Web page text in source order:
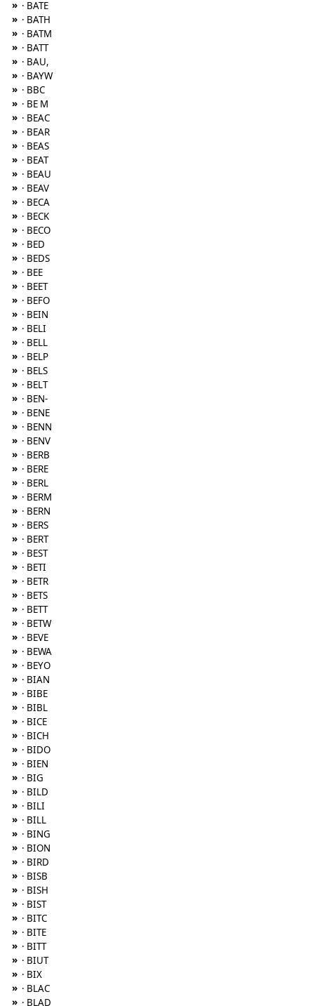
» · BATE
» · BATH
» · BATM
» · BATT
» · BAU,
» · BAYW
» · BBC
» · BE M
» · BEAC
» · BEAR
» · BEAS
» · BEAT
» · BEAU
» · BEAV
» · BECA
» · BECK
» · BECO
» · BED
» · BEDS
» · BEE
» · BEET
» · BEFO
» · BEIN
» · BELI
» · BELL
» · BELP
» · BELS
» · BELT
» · BEN-
» · BENE
» · BENN
» · BENV
» · BERB
» · BERE
» · BERL
» · BERM
» · BERN
» · BERS
» · BERT
» · BEST
» · BETI
» · BETR
» · BETS
» · BETT
» · BETW
» · BEVE
» · BEWA
» · BEYO
» · BIAN
» · BIBE
» · BIBL
» · BICE
» · BICH
» · BIDO
» · BIEN
» · BIG
» · BILD
» · BILI
» · BILL
» · BING
» · BION
» · BIRD
» · BISB
» · BISH
» · BIST
» · BITC
» · BITE
» · BITT
» · BIUT
» · BIX
» · BLAC
» · BLAD